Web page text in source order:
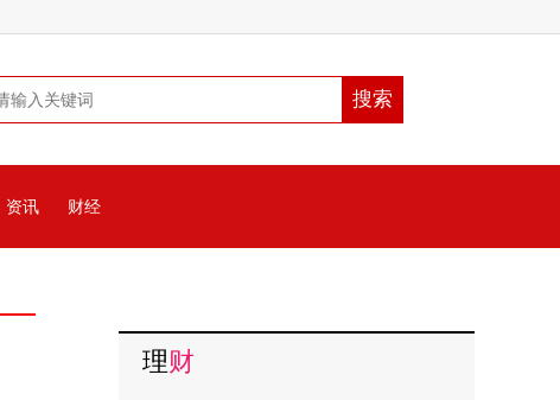
资讯 财经
理财